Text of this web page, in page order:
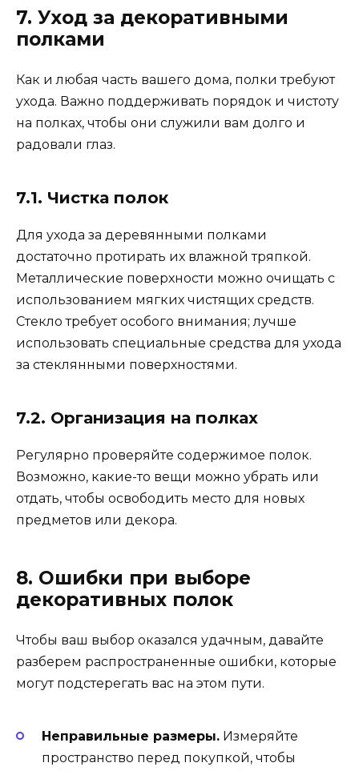
7. Уход за декоративными
полками
Как и любая часть вашего дома, полки требуют
ухода. Важно поддерживать порядок и чистоту
на полках, чтобы они служили вам долго и
радовали глаз.
7.1. Чистка полок
Для ухода за деревянными полками
достаточно протирать их влажной тряпкой.
Металлические поверхности можно очищать с
использованием мягких чистящих средств.
Стекло требует особого внимания; лучше
использовать специальные средства для ухода
за стеклянными поверхностями.
7.2. Организация на полках
Регулярно проверяйте содержимое полок.
Возможно, какие-то вещи можно убрать или
отдать, чтобы освободить место для новых
предметов или декора.
8. Ошибки при выборе
декоративных полок
Чтобы ваш выбор оказался удачным, давайте
разберем распространенные ошибки, которые
могут подстерегать вас на этом пути.
Неправильные размеры. Измеряйте
пространство перед покупкой, чтобы